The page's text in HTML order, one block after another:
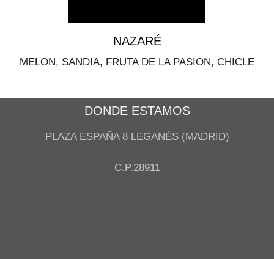
NAZARÉ
MELON, SANDIA, FRUTA DE LA PASION, CHICLE
DONDE ESTAMOS
PLAZA ESPAÑA 8 LEGANÉS (MADRID)
C.P.28911